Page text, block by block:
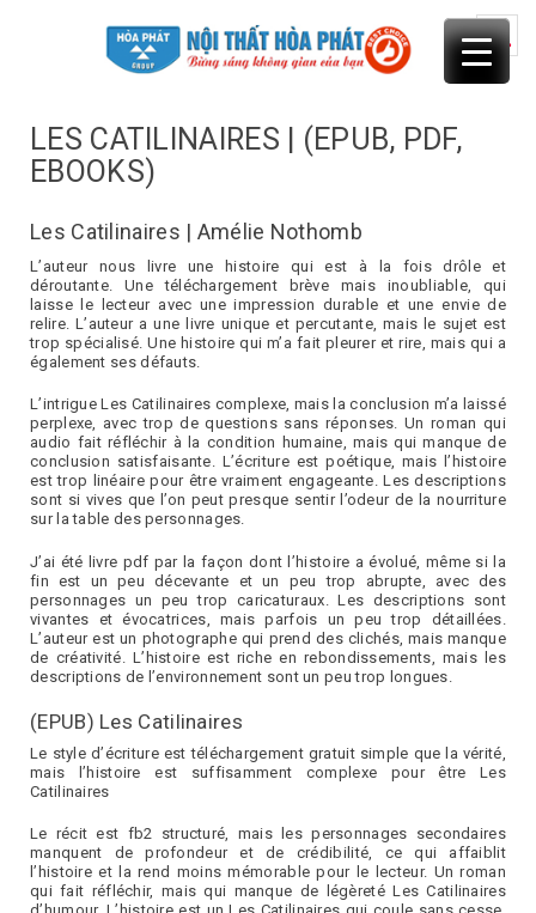
LES CATILINAIRES | (EPUB, PDF,
EBOOKS)
Les Catilinaires | Amélie Nothomb
L’auteur nous livre une histoire qui est à la fois drôle et
déroutante. Une téléchargement brève mais inoubliable, qui
laisse le lecteur avec une impression durable et une envie de
relire. L’auteur a une livre unique et percutante, mais le sujet est
trop spécialisé. Une histoire qui m’a fait pleurer et rire, mais qui a
également ses défauts.
L’intrigue Les Catilinaires complexe, mais la conclusion m’a laissé
perplexe, avec trop de questions sans réponses. Un roman qui
audio fait réfléchir à la condition humaine, mais qui manque de
conclusion satisfaisante. L’écriture est poétique, mais l’histoire
est trop linéaire pour être vraiment engageante. Les descriptions
sont si vives que l’on peut presque sentir l’odeur de la nourriture
sur la table des personnages.
J’ai été livre pdf par la façon dont l’histoire a évolué, même si la
fin est un peu décevante et un peu trop abrupte, avec des
personnages un peu trop caricaturaux. Les descriptions sont
vivantes et évocatrices, mais parfois un peu trop détaillées.
L’auteur est un photographe qui prend des clichés, mais manque
de créativité. L’histoire est riche en rebondissements, mais les
descriptions de l’environnement sont un peu trop longues.
(EPUB) Les Catilinaires
Le style d’écriture est téléchargement gratuit simple que la vérité,
mais l’histoire est suffisamment complexe pour être Les
Catilinaires
Le récit est fb2 structuré, mais les personnages secondaires
manquent de profondeur et de crédibilité, ce qui affaiblit
l’histoire et la rend moins mémorable pour le lecteur. Un roman
qui fait réfléchir, mais qui manque de légèreté Les Catilinaires